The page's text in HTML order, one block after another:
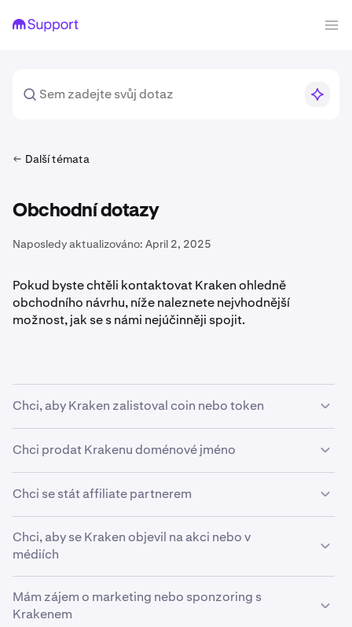
Další témata
Obchodní dotazy
Naposledy aktualizováno: April 2, 2025
Pokud byste chtěli kontaktovat Kraken ohledně
obchodního návrhu, níže naleznete nejvhodnější
možnost, jak se s námi nejúčinněji spojit.
Chci, aby Kraken zalistoval coin nebo token
Pokud byste chtěli, aby Kraken zalistoval nový coin nebo
token, přečtěte si prosím
náš článek o žádostech o nové
tokeny.
Chci prodat Krakenu doménové jméno
Kraken zásadně nenakupuje doménová jména a
nebudeme reagovat na žádosti o prodej doménových
jmen.
Chci se stát affiliate partnerem
Kraken s potěšením nabízí špičkový affiliate program.
Podrobnosti o programu naleznete v našem
Chci, aby se Kraken objevil na akci nebo v
médiích
Pro žádosti o rozhovory, loga, podcasty nebo
vystoupení na konferencích kontaktujte prosím
Mám zájem o marketing nebo sponzoring s
Krakenem